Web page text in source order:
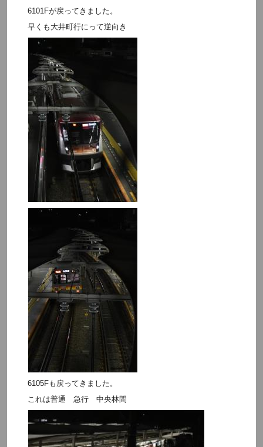
6101Fが戻ってきました。
早くも大井町行にって逆向き
6105Fも戻ってきました。
これは普通 急行 中央林間